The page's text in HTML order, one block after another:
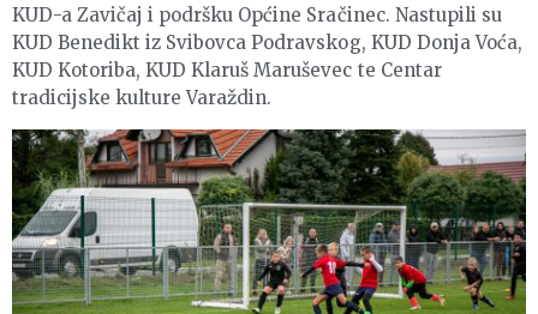
KUD-a Zavičaj i podršku Općine Sračinec. Nastupili su
KUD Benedikt iz Svibovca Podravskog, KUD Donja Voća,
KUD Kotoriba, KUD Klaruš Maruševec te Centar
tradicijske kulture Varaždin.